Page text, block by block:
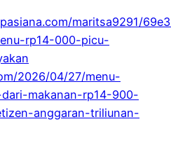
maritsa9291/
rp14-000-picu-
2026/04/27/menu-
makanan-rp14-900-
anggaran-triliunan-